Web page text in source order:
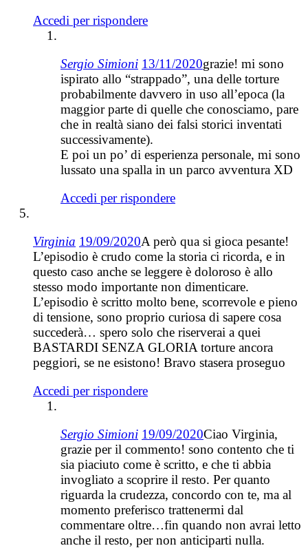
Accedi per rispondere
Sergio Simioni 13/11/2020grazie! mi sono
ispirato allo “strappado”, una delle torture
probabilmente davvero in uso all’epoca (la
maggior parte di quelle che conosciamo, pare
che in realtà siano dei falsi storici inventati
successivamente).
E poi un po’ di esperienza personale, mi sono
lussato una spalla in un parco avventura XD
Accedi per rispondere
Virginia 19/09/2020A però qua si gioca pesante!
L’episodio è crudo come la storia ci ricorda, e in
questo caso anche se leggere è doloroso è allo
stesso modo importante non dimenticare.
L’episodio è scritto molto bene, scorrevole e pieno
di tensione, sono proprio curiosa di sapere cosa
succederà… spero solo che riserverai a quei
BASTARDI SENZA GLORIA torture ancora
peggiori, se ne esistono! Bravo stasera proseguo
Accedi per rispondere
Sergio Simioni 19/09/2020Ciao Virginia,
grazie per il commento! sono contento che ti
sia piaciuto come è scritto, e che ti abbia
invogliato a scoprire il resto. Per quanto
riguarda la crudezza, concordo con te, ma al
momento preferisco trattenermi dal
commentare oltre…fin quando non avrai letto
anche il resto, per non anticiparti nulla.